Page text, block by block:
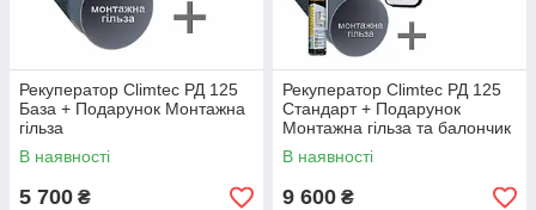
Рекуператор Climtec РД 125
База + Подарунок Монтажна
гільза
В наявності
5 700 ₴
Рекуператор Climtec РД 125
Стандарт + Подарунок
Монтажна гільза та балончик
піни
В наявності
9 600 ₴